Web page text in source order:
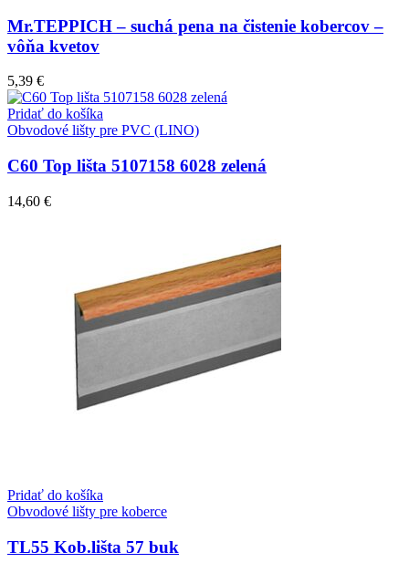
Mr.TEPPICH – suchá pena na čistenie kobercov –
vôňa kvetov
5,39 €
Pridať do košíka
Obvodové lišty pre PVC (LINO)
C60 Top lišta 5107158 6028 zelená
14,60 €
Pridať do košíka
Obvodové lišty pre koberce
TL55 Kob.lišta 57 buk